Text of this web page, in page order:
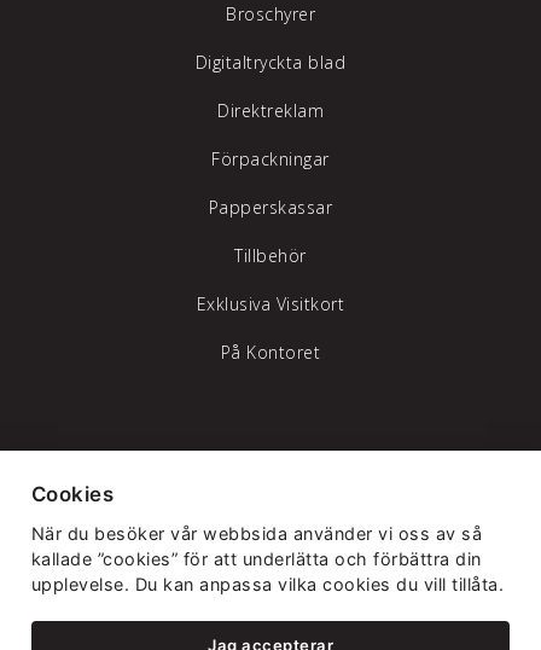
Broschyrer
Digitaltryckta blad
Direktreklam
Förpackningar
Papperskassar
Tillbehör
Exklusiva Visitkort
På Kontoret
Gamledammvägen 11 302 41 Halmstad
Cookies
När du besöker vår webbsida använder vi oss av så
kallade ”cookies” för att underlätta och förbättra din
upplevelse. Du kan anpassa vilka cookies du vill tillåta.
Jag accepterar